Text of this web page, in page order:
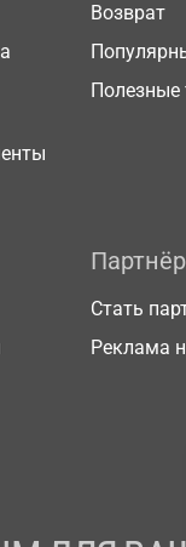
Возврат
Полезные
Стать
Реклама